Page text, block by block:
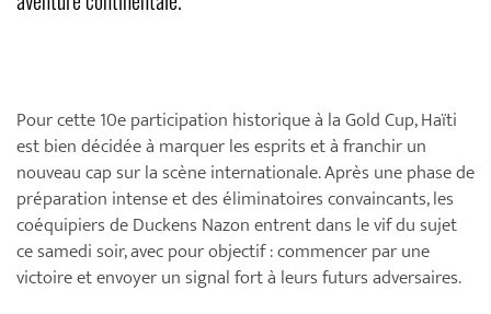
Pour cette 10e participation historique à la Gold Cup, Haïti
est bien décidée à marquer les esprits et à franchir un
nouveau cap sur la scène internationale. Après une phase de
préparation intense et des éliminatoires convaincants, les
coéquipiers de Duckens Nazon entrent dans le vif du sujet
ce samedi soir, avec pour objectif : commencer par une
victoire et envoyer un signal fort à leurs futurs adversaires.